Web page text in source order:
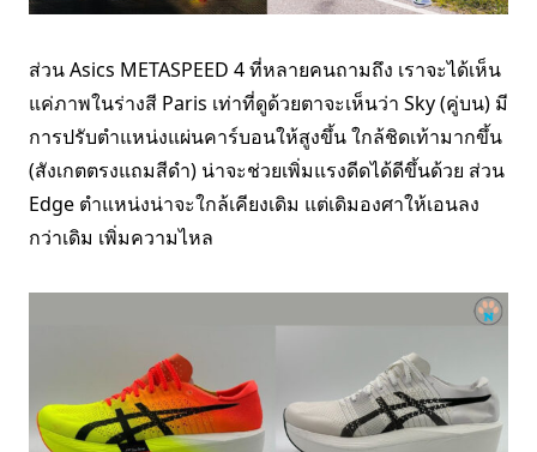
ส่วน Asics METASPEED 4 ที่หลายคนถามถึง เราจะได้เห็น
แค่ภาพในร่างสี Paris เท่าที่ดูด้วยตาจะเห็นว่า Sky (คู่บน) มี
การปรับตำแหน่งแผ่นคาร์บอนให้สูงขึ้น ใกล้ชิดเท้ามากขึ้น
(สังเกตตรงแถมสีดำ) น่าจะช่วยเพิ่มแรงดีดได้ดีขึ้นด้วย ส่วน
Edge ตำแหน่งน่าจะใกล้เคียงเดิม แต่เดิมองศาให้เอนลง
กว่าเดิม เพิ่มความไหล